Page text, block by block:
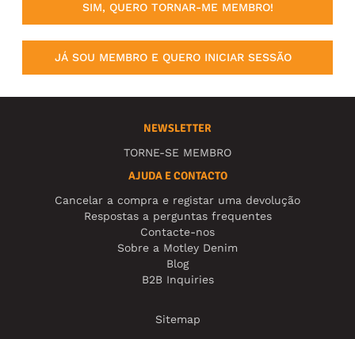
SIM, QUERO TORNAR-ME MEMBRO!
JÁ SOU MEMBRO E QUERO INICIAR SESSÃO
NEWSLETTER
TORNE-SE MEMBRO
AJUDA E CONTACTO
Cancelar a compra e registar uma devolução
Respostas a perguntas frequentes
Contacte-nos
Sobre a Motley Denim
Blog
B2B Inquiries
Sitemap